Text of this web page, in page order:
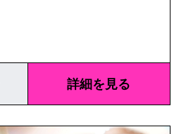
詳細を見る